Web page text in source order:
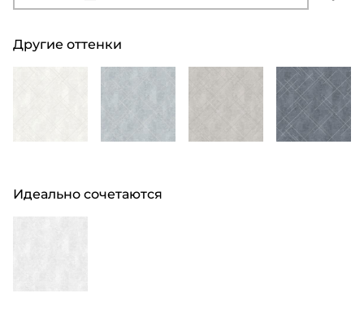
Другие оттенки
Идеально сочетаются